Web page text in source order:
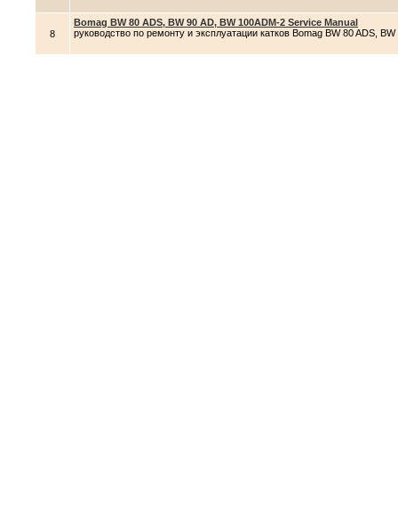
8
Bomag BW 80 ADS, BW 90 AD, BW 100ADM-2 Service Manual
руководство по ремонту и эксплуатации катков Bomag BW 80 ADS,